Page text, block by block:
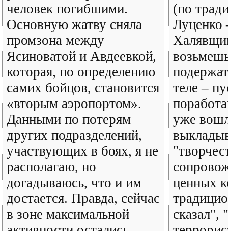
человек погибшими.
Основную жатву сняла
промзона между
Ясиноватой и Авдеевкой,
которая, по определению
самих бойцов, становится
«вторым аэропортом».
Данными по потерям
других подразделений,
участвующих в боях, я не
располагаю, но
догадываюсь, что и им
достается. Правда, сейчас
в зоне максимальной
(по
Луценко
теле –
уже
ценных
сказал",